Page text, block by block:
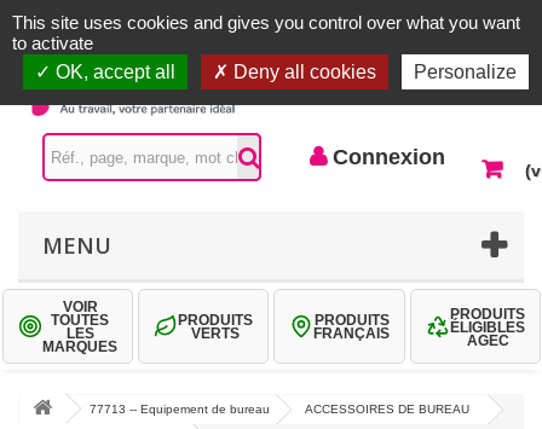
Contactez-nous
Connexion
MENU
VOIR
TOUTES
LES
MARQUES
PRODUITS
VERTS
PRODUITS
FRANÇAIS
PRODUITS
ÉLIGIBLES
AGEC
77713 -- Equipement de bureau ACCESSOIRES DE BUREAU
This site uses cookies and gives you control over what you want
to activate
OK, accept all
Deny all cookies Personalize